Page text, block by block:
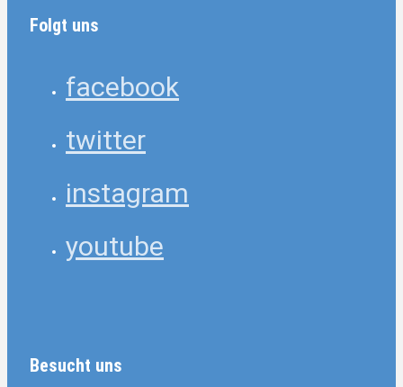
Folgt uns
facebook
twitter
instagram
youtube
Besucht uns